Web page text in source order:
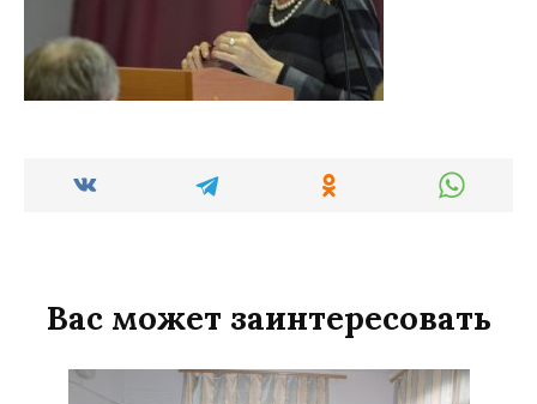
Вас может заинтересовать